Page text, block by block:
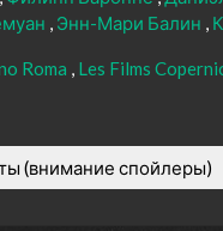
Энн-Мари Балин
Roma Les Films
(внимание спойлеры)